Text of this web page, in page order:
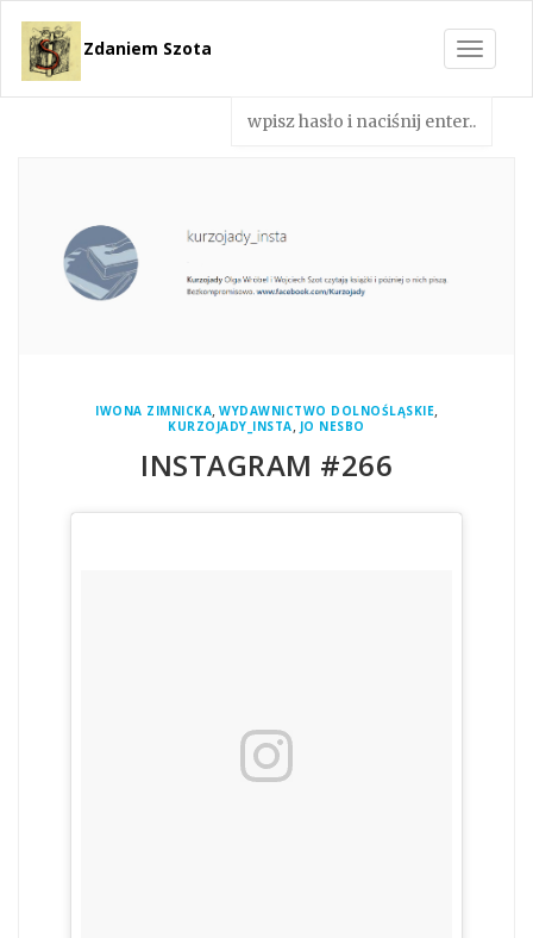
Toggle
Zdaniem Szota
IWONA ZIMNICKA, WYDAWNICTWO DOLNOŚLĄSKIE,
KURZOJADY_INSTA, JO NESBO
INSTAGRAM #266